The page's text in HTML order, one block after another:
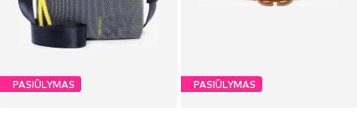
PASIŪLYMAS PASIŪLYMAS